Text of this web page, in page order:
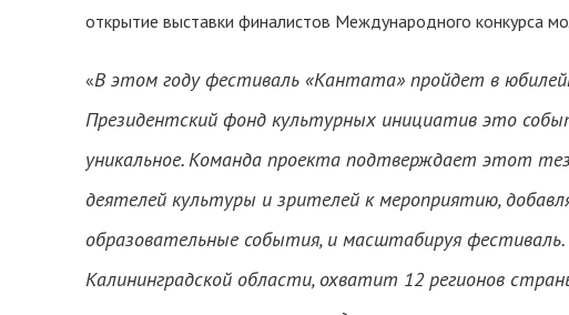
открытие выставки финалистов Международного конкурса
«В этом году фестиваль «Кантата» пройдет в
Президентский фонд культурных инициатив это
уникальное. Команда проекта подтверждает этот
деятелей культуры и зрителей к мероприятию,
образовательные события, и масштабируя
Калининградской области, охватит 12 регионов